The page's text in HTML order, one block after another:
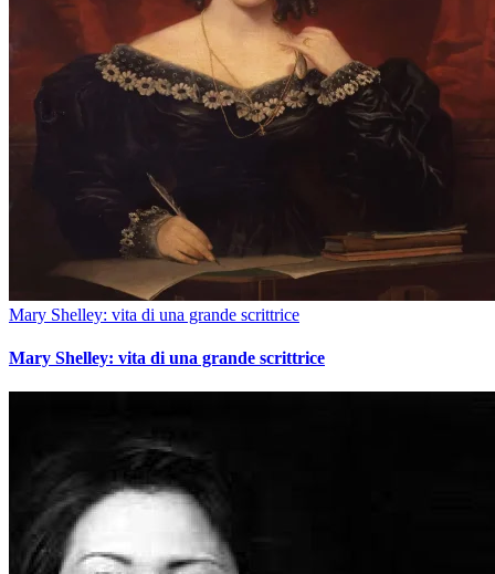
Mary Shelley: vita di una grande scrittrice
Mary Shelley: vita di una grande scrittrice